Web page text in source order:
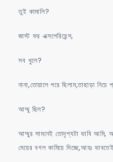
তুই কামালি?
জাস্ট ফর এক্সপেরিয়েন্স,
সব খুলে?
নানা,তোয়ালে পরে ছিলাম,তাছাড়া নিচে
আম্মু ছিল?
আম্মুর সামনেই তোদৃশ্যটা ভাবি আমি,
মেয়ের বগল কামিয়ে দিচ্ছে,আহঃ